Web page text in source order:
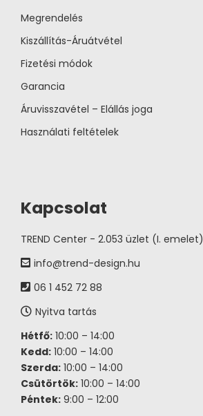
Megrendelés
Kiszállítás-Áruátvétel
Fizetési módok
Garancia
Áruvisszavétel – Elállás joga
Használati feltételek
Kapcsolat
TREND Center - 2.053 üzlet (I. emelet)
info@trend-design.hu
06 1 452 72 88
Nyitva tartás
Hétfő: 10:00 – 14:00
Kedd: 10:00 – 14:00
Szerda: 10:00 – 14:00
Csütörtök: 10:00 – 14:00
Péntek: 9:00 – 12:00